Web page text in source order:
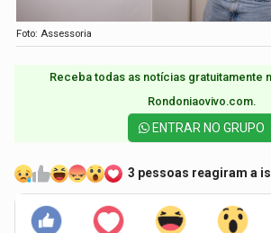
Foto: Assessoria
Receba todas as notícias gratuitamente
Rondoniaovivo.com.​
ENTRAR NO GRUPO
3 pessoas reagiram a